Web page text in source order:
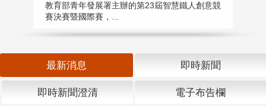
教育部青年發展署主辦的第23屆智慧鐵人創意競
賽決賽暨國際賽，...
最新消息 即時新聞
即時新聞澄清 電子布告欄